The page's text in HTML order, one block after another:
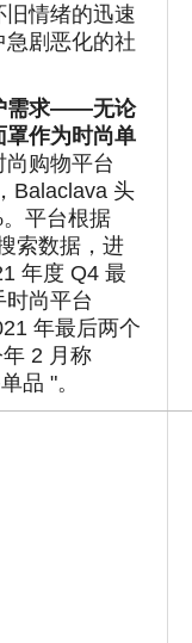
情绪的迅速
剧恶化的社
需求——无论
罩作为时尚单
购物平台
Balaclava 头
平台根据
索数据，进
年度 Q4 最
尚平台
年最后两个
2 月称
品 "。